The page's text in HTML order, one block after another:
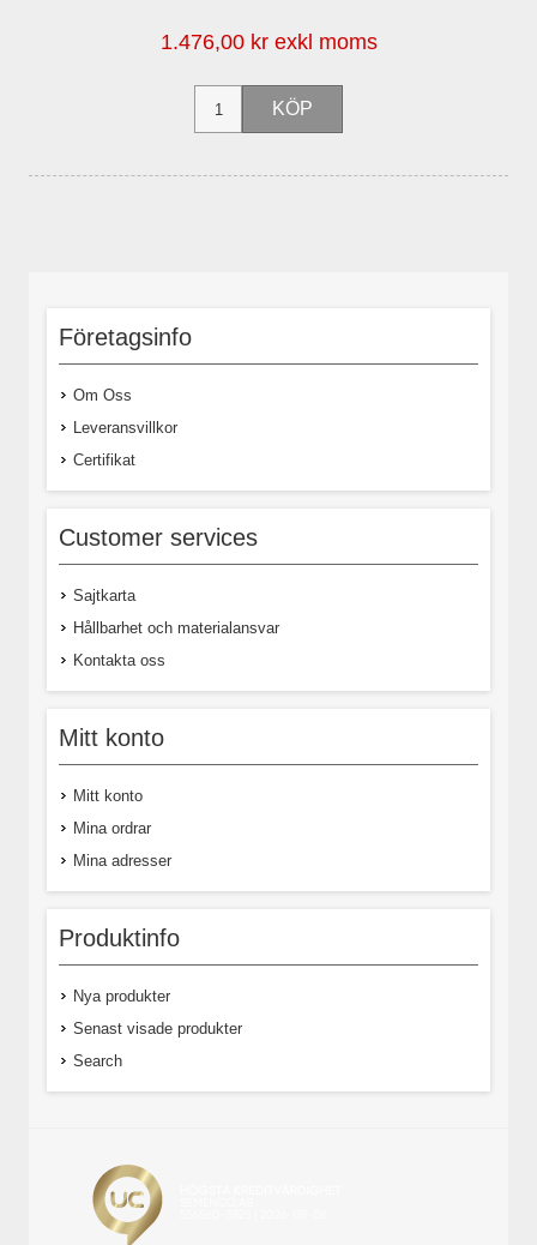
1.476,00 kr exkl moms
Företagsinfo
Om Oss
Leveransvillkor
Certifikat
Customer services
Sajtkarta
Hållbarhet och materialansvar
Kontakta oss
Mitt konto
Mitt konto
Mina ordrar
Mina adresser
Produktinfo
Nya produkter
Senast visade produkter
Search